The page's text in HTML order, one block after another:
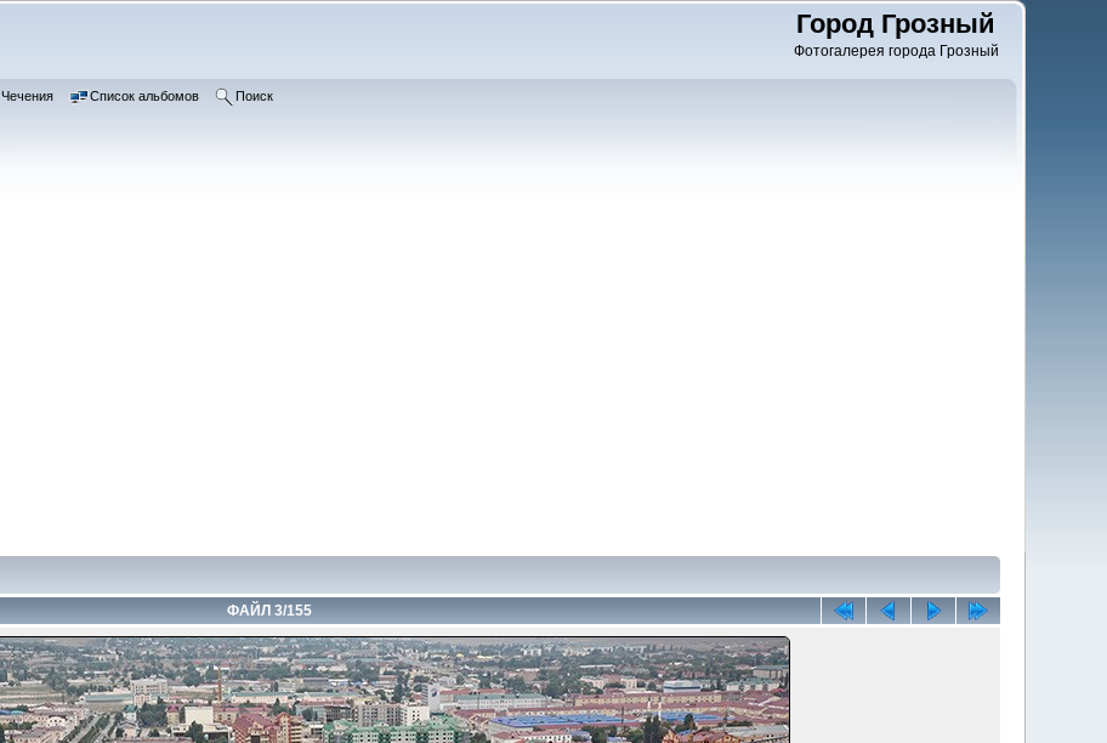
Город Грозный
Фотогалерея города Грозный
Чечения Список альбомов Поиск
ФАЙЛ 3/155